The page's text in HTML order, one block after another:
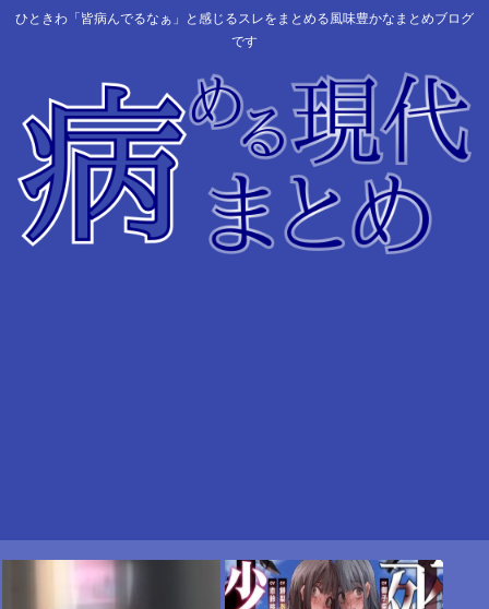
ひときわ「皆病んでるなぁ」と感じるスレをまとめる風味豊かなまとめブログ
です